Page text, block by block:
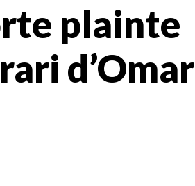
plainte
d’Omar